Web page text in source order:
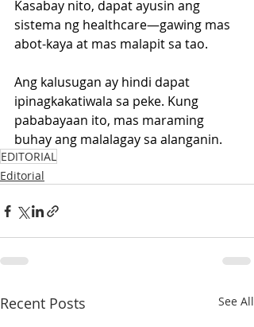
Kasabay nito, dapat ayusin ang
sistema ng healthcare—gawing mas
abot-kaya at mas malapit sa tao.
Ang kalusugan ay hindi dapat
ipinagkakatiwala sa peke. Kung
pababayaan ito, mas maraming
buhay ang malalagay sa alanganin.
EDITORIAL
Editorial
Recent Posts See All